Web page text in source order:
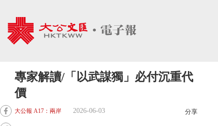
專家解讀/「以武謀獨」必付沉重代
價
大公報 A17：兩岸 2026-06-03 分享